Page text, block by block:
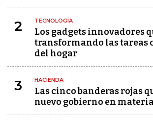
2 TECNOLOGÍA
Los gadgets innovadores
transformando las tareas
del hogar
3 HACIENDA
Las cinco banderas rojas
nuevo gobierno en